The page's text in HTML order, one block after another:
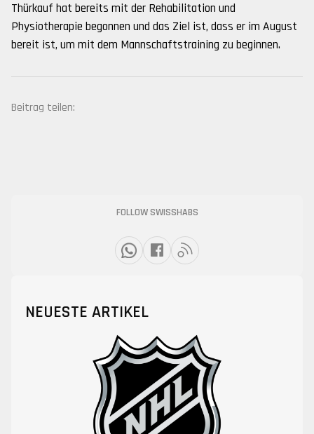
Thürkauf hat bereits mit der Rehabilitation und
Physiotherapie begonnen und das Ziel ist, dass er im August
bereit ist, um mit dem Mannschaftstraining zu beginnen.
Beitrag teilen:
FOLLOW SWISSHABS
NEUESTE ARTIKEL